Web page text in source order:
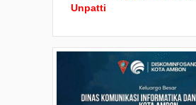
Unpatti